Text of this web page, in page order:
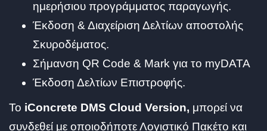
ημερήσιου προγράμματος παραγωγής.
Έκδοση & Διαχείριση Δελτίων αποστολής
Σκυροδέματος.
Σήμανση QR Code & Mark για το myDATA
Έκδοση Δελτίων Επιστροφής.
To iConcrete DMS Cloud Version, μπορεί να
συνδεθεί με οποιοδήποτε Λογιστικό Πακέτο και